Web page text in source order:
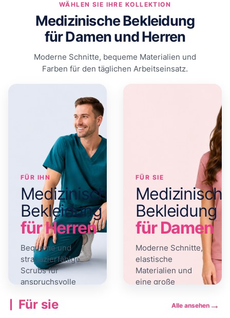
WÄHLEN SIE IHRE KOLLEKTION
Medizinische Bekleidung
für Damen und Herren
Moderne Schnitte, bequeme Materialien und
Farben für den täglichen Arbeitseinsatz.
FÜR IHN
Medizinische
Bekleidung
für Herren
Bequeme und
strapazierfähige
Scrubs für
anspruchsvolle
FÜR SIE
Bekleidung
für Damen
Moderne Schnitte,
elastische
Materialien und
eine große
Für sie Alle ansehen →